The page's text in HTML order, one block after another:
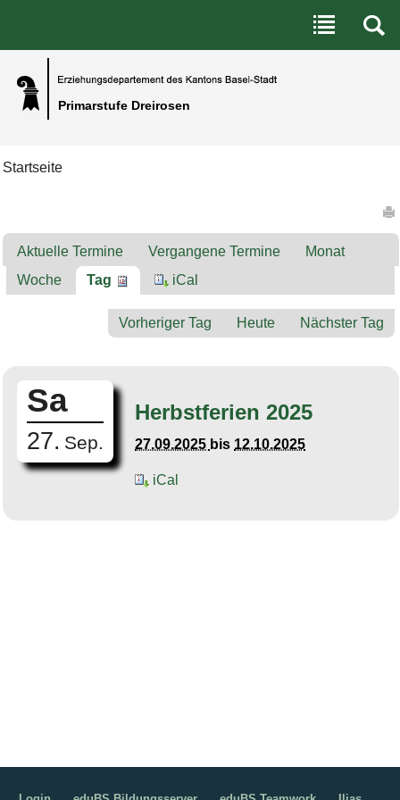
Primarstufe Dreirosen
Benutzerspezifische Werkzeuge
Direkt zum Inhalt|Direkt zur Navigation
Startseite
Aktuelle Termine Vergangene Termine
Monat
Woche
Tag iCal
Vorheriger Tag Heute Nächster Tag
Sa
27. Sep.
Herbstferien 2025
27.09.2025 bis 12.10.2025
iCal